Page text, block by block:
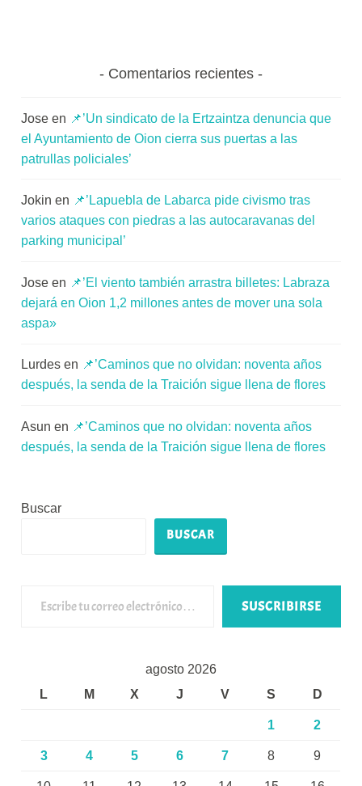
Comentarios recientes
Jose en 📌’Un sindicato de la Ertzaintza denuncia que
el Ayuntamiento de Oion cierra sus puertas a las
patrullas policiales’
Jokin en 📌’Lapuebla de Labarca pide civismo tras
varios ataques con piedras a las autocaravanas del
parking municipal’
Jose en 📌’El viento también arrastra billetes: Labraza
dejará en Oion 1,2 millones antes de mover una sola
aspa»
Lurdes en 📌’Caminos que no olvidan: noventa años
después, la senda de la Traición sigue llena de flores
Asun en 📌’Caminos que no olvidan: noventa años
después, la senda de la Traición sigue llena de flores
Buscar
BUSCAR
SUSCRIBIRSE
agosto 2026
L
M X J V S D
1 2
3 4 5 6 7 8 9